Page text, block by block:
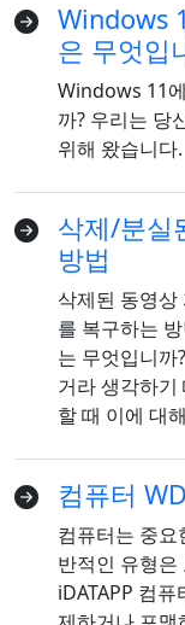
Windows
은 무엇입
Windows 11
까? 우리는 당
위해 왔습니다.
삭제/분실
방법
삭제된 동영상
를 복구하는
는 무엇입니까
거라 생각하기
할 때 이에 대
컴퓨터
컴퓨터는 중요
반적인 유형은
iDATAPP 컴